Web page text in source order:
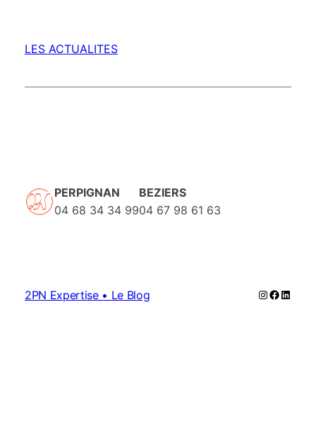
LES ACTUALITES
PERPIGNAN
04 68 34 34 99
BEZIERS
04 67 98 61 63
2PN Expertise • Le Blog Instagram